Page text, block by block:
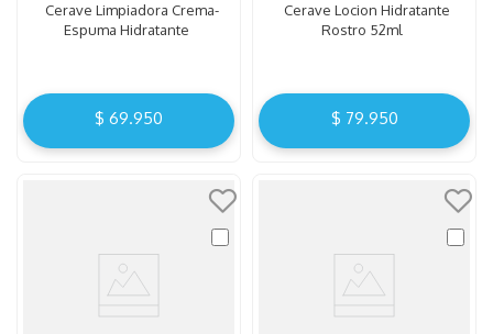
Cerave Limpiadora Crema-
Espuma Hidratante
$ 69.950
Cerave Locion Hidratante
Rostro 52ml
$ 79.950